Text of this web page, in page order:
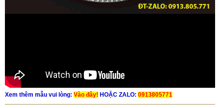
Xem thêm mẫu vui lòng: Vào đây! HOẶC ZALO: 0913805771